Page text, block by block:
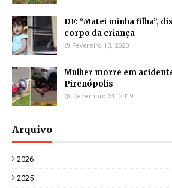
DF: “Matei minha filha”,
corpo da criança
Fevereiro 13, 2020
Mulher morre em
Pirenópolis
Dezembro 31, 2019
Arquivo
2026
2025